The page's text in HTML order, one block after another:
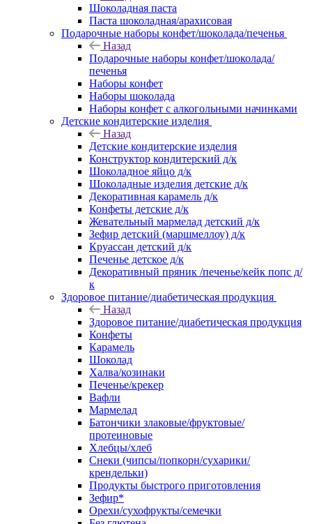
Шоколадная паста
Паста шоколадная/арахисовая
Подарочные наборы конфет/шоколада/печенья
Назад
Подарочные наборы конфет/шоколада/
печенья
Наборы конфет
Наборы шоколада
Наборы конфет с алкогольными начинками
Детские кондитерские изделия
Назад
Детские кондитерские изделия
Конструктор кондитерский д/к
Шоколадное яйцо д/к
Шоколадные изделия детские д/к
Декоративная карамель д/к
Конфеты детские д/к
Жевательный мармелад детский д/к
Зефир детский (маршмеллоу) д/к
Круассан детский д/к
Печенье детское д/к
Декоративный пряник /печенье/кейк попс д/
к
Здоровое питание/диабетическая продукция
Назад
Здоровое питание/диабетическая продукция
Конфеты
Карамель
Шоколад
Халва/козинаки
Печенье/крекер
Вафли
Мармелад
Батончики злаковые/фруктовые/
протеиновые
Хлебцы/хлеб
Снеки (чипсы/попкорн/сухарики/
крендельки)
Продукты быстрого приготовления
Зефир*
Орехи/сухофрукты/семечки